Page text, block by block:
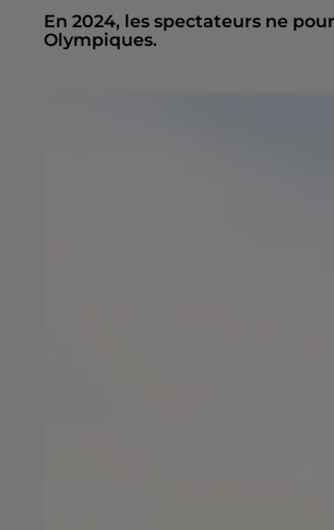
En 2024, les spectateurs ne
Olympiques.